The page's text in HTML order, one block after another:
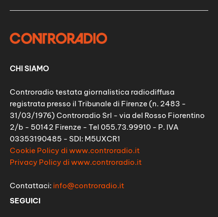
CHI SIAMO
Controradio testata giornalistica radiodiffusa
registrata presso il Tribunale di Firenze (n. 2483 -
31/03/1976) Controradio Srl - via del Rosso Fiorentino
2/b - 50142 Firenze - Tel 055.73.99910 - P. IVA
03353190485 - SDI: M5UXCR1
Cookie Policy di www.controradio.it
Privacy Policy di www.controradio.it
Contattaci: info@controradio.it
SEGUICI